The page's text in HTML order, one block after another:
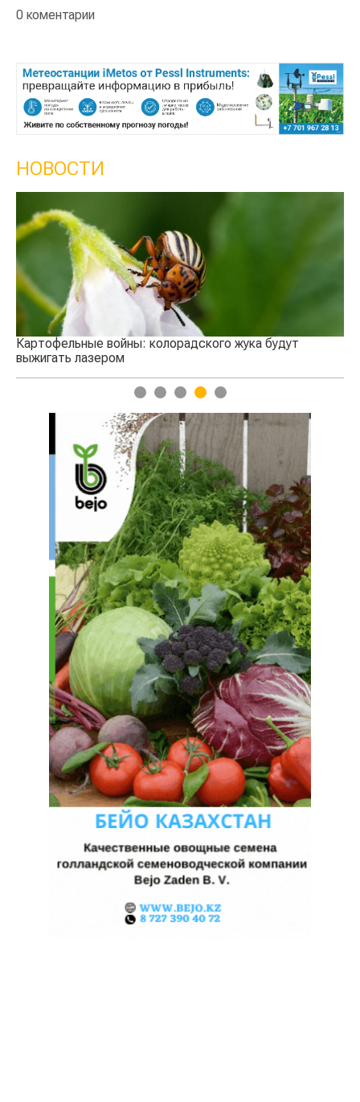
0 коментарии
НОВОСТИ
жука будут
Кыргызстан обошел
сельского хозяйства
1 2 3 4 5